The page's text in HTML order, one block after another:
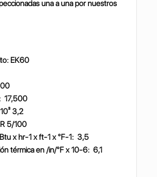
una a una por nuestros
EK60
17,500
3,2
5/100
x hr-1 x ft-1 x °F-1: 3,5
térmica en /in/°F x 10-6: 6,1